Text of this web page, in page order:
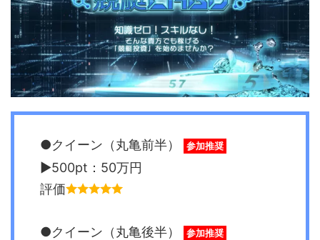
●クイーン（丸亀前半） 参加推奨
▶︎500pt：50万円
評価
●クイーン（丸亀後半） 参加推奨